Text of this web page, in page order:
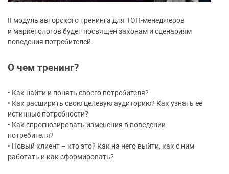
II модуль авторского тренинга для ТОП-менеджеров
и маркетологов будет посвящен законам и сценариям
поведения потребителей.
О чем тренинг?
• Как найти и понять своего потребителя?
• Как расширить свою целевую аудиторию? Как узнать её
истинные потребности?
• Как спрогнозировать изменения в поведении
потребителя?
• Новый клиент – кто это? Как на него выйти, как с ним
работать и как сформировать?